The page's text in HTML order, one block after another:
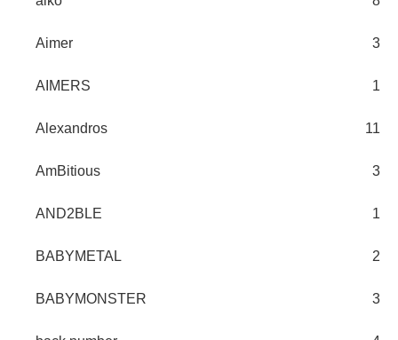
Aimer 3
AIMERS 1
Alexandros 11
AmBitious 3
AND2BLE 1
BABYMETAL 2
BABYMONSTER 3